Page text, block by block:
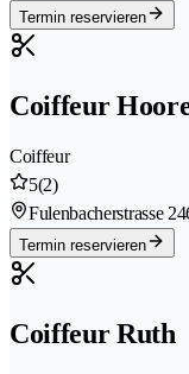
Termin reservieren
Coiffeur
Coiffeur
5(2)
Fulenbacherstrasse 2
Termin reservieren
Coiffeur Ruth